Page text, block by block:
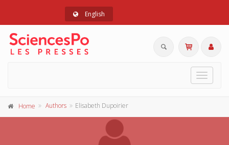
English
Toggle
Home Authors Elisabeth Dupoirier